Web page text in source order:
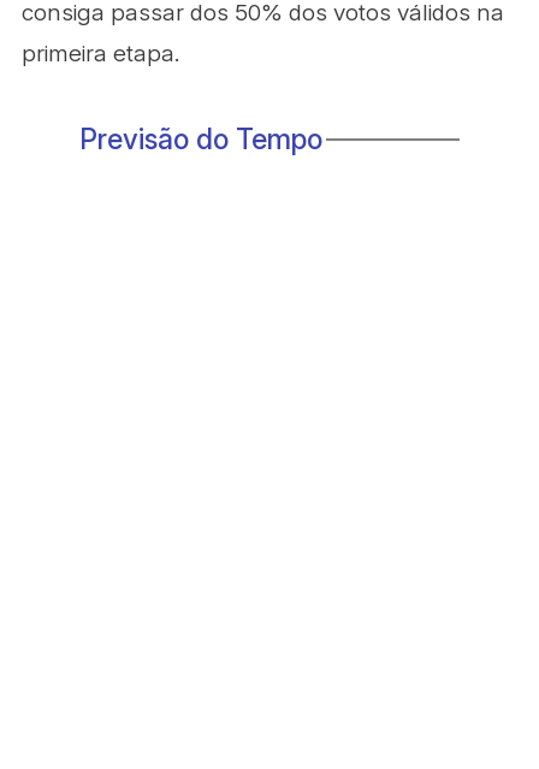
consiga passar dos 50% dos votos válidos na
primeira etapa.
Previsão do Tempo